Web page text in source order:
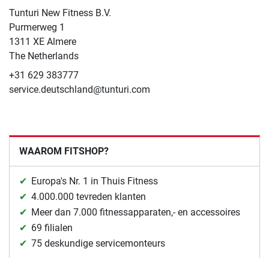
Tunturi New Fitness B.V.
Purmerweg 1
1311 XE Almere
The Netherlands
+31 629 383777
service.deutschland@tunturi.com
WAAROM FITSHOP?
Europa's Nr. 1 in Thuis Fitness
4.000.000 tevreden klanten
Meer dan 7.000 fitnessapparaten,- en accessoires
69 filialen
75 deskundige servicemonteurs